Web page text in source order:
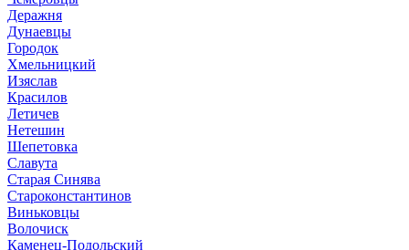
Деражня
Дунаевцы
Городок
Хмельницкий
Изяслав
Красилов
Летичев
Нетешин
Шепетовка
Славута
Старая Синява
Староконстантинов
Виньковцы
Волочиск
Каменец-Подольский